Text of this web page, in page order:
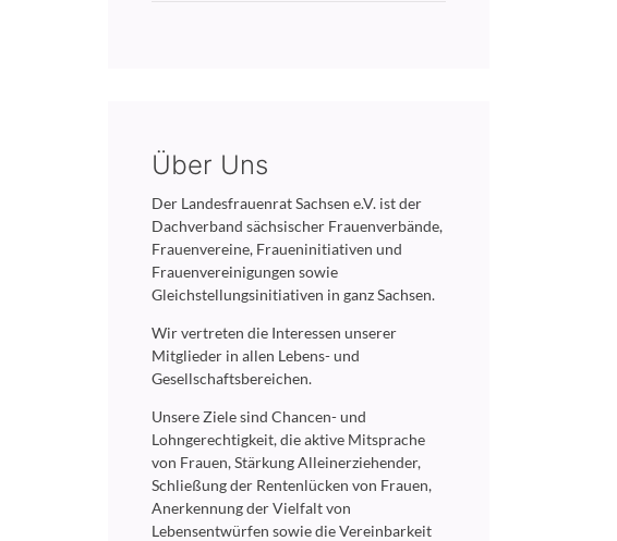
Über Uns
Der Landesfrauenrat Sachsen e.V. ist der
Dachverband sächsischer Frauenverbände,
Frauenvereine, Fraueninitiativen und
Frauenvereinigungen sowie
Gleichstellungsinitiativen in ganz Sachsen.
Wir vertreten die Interessen unserer
Mitglieder in allen Lebens- und
Gesellschaftsbereichen.
Unsere Ziele sind Chancen- und
Lohngerechtigkeit, die aktive Mitsprache
von Frauen, Stärkung Alleinerziehender,
Schließung der Rentenlücken von Frauen,
Anerkennung der Vielfalt von
Lebensentwürfen sowie die Vereinbarkeit